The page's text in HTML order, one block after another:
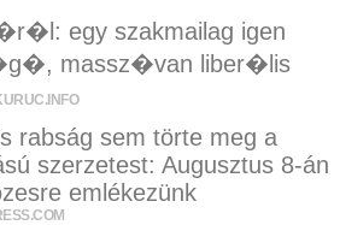
egy szakmailag igen
massz�van liber�lis
rabság sem törte meg a
szerzetest: Augusztus 8-án
emlékezünk